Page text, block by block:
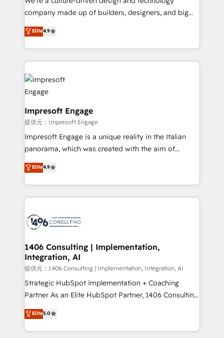
that drive measurable growth. 🌎 Highlights: • 10+
Platform Migration Excellence. • Top 3 Partner of the
Year LATAM 2022, 2023, 2024, 2025. • Partner of the
business with HubSpot? Let Cebra’s experts help
you grow faster, smarter, and with impact.
company made up of builders, designers, and big
thinkers. We blend strategy, design, and
development—always fueled by curiosity—to turn
ideas, opportunities, and challenges into meaningful
experiences. To us, technology is more than just
code; it’s about creating things that are useful, cool,
and—most importantly—simple. That’s why we lean
into bold ideas and shape them into thoughtful
products and strategies that actually make a
difference.
Elite4.9
Impresoft Engage
提供元：Impresoft Engage
Impresoft Engage is a unique reality in the Italian
panorama, which was created with the aim of
putting Customer Experience at the center by
creating digital environments capable of integrating
people, processes and data. We offer the best
digital solutions on the market, ranging from CRM
marketing automation to online and offline sales
allowing companies to optimize processes and meet
the needs of the customer. We are part of Impresoft
Group, a group of specialized and complementary
companies that divide their offer into 4
Competence Centers: Smart Manufacturing,
The synergies generated by these integrations,
together with the combination of talents, skills,
Elite4.9
1406 Consulting | Implementation,
Integration, AI
提供元：1406 Consulting | Implementation, Integration, AI
Strategic HubSpot Implementation + Coaching
Partner As an Elite HubSpot Partner, 1406 Consulting
helps mid-market revenue teams transform how
they sell, market, and serve. We don't just build your
HubSpot—we teach your team to own it, then stay
Elite5.0